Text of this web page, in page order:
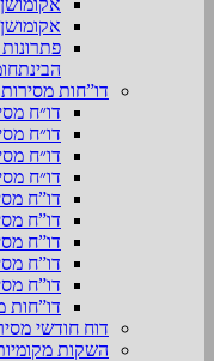
אקומושן 2017
דו”חות
דו״ח
דו״ח
דו״ח
דו״ח
דו”ח
דו”ח
דו”ח
דו”ח
דו”ח
דו”חות
דוח חודשי
השקות